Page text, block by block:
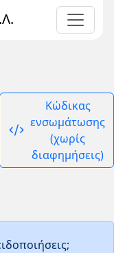
code_xml
Κώδικας
ενσωμάτωσης
(χωρίς
διαφημήσεις)